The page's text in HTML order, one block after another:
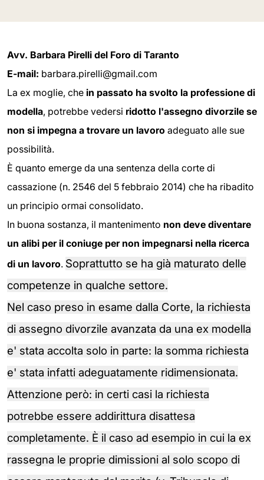
Avv. Barbara Pirelli del Foro di Taranto
E-mail: barbara.pirelli@gmail.com
La ex moglie, che in passato ha svolto la professione di
modella, potrebbe vedersi ridotto l'assegno divorzile se
non si impegna a trovare un lavoro adeguato alle sue
possibilità.
È quanto emerge da una sentenza della corte di
cassazione (n. 2546 del 5 febbraio 2014) che ha ribadito
un principio ormai consolidato.
In buona sostanza, il mantenimento non deve diventare
un alibi per il coniuge per non impegnarsi nella ricerca
di un lavoro. Soprattutto se ha già maturato delle
competenze in qualche settore.
Nel caso preso in esame dalla Corte, la richiesta
di assegno divorzile avanzata da una ex modella
e' stata accolta solo in parte: la somma richiesta
e' stata infatti adeguatamente ridimensionata.
Attenzione però: in certi casi la richiesta
potrebbe essere addirittura disattesa
completamente. È il caso ad esempio in cui la ex
rassegna le proprie dimissioni al solo scopo di